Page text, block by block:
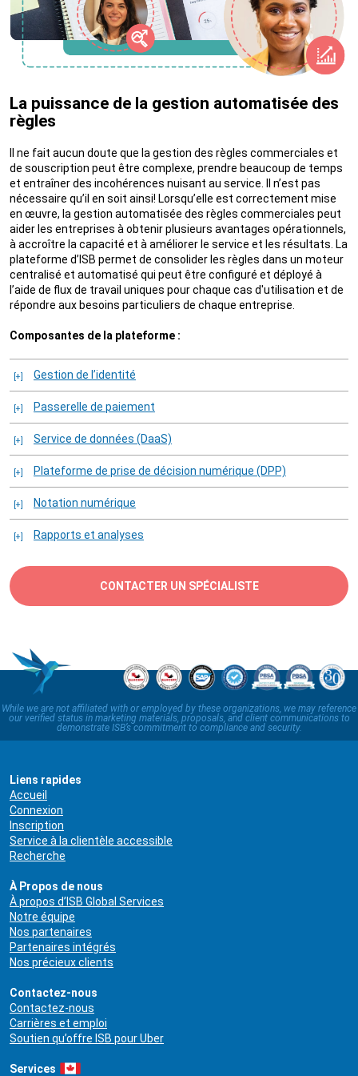
La puissance de la gestion automatisée des
règles
Il ne fait aucun doute que la gestion des règles commerciales et
de souscription peut être complexe, prendre beaucoup de temps
et entraîner des incohérences nuisant au service. Il n’est pas
nécessaire qu’il en soit ainsi! Lorsqu’elle est correctement mise
en œuvre, la gestion automatisée des règles commerciales peut
aider les entreprises à obtenir plusieurs avantages opérationnels,
à accroître la capacité et à améliorer le service et les résultats. La
plateforme d’ISB permet de consolider les règles dans un moteur
centralisé et automatisé qui peut être configuré et déployé à
l’aide de flux de travail uniques pour chaque cas d'utilisation et de
répondre aux besoins particuliers de chaque entreprise.
Composantes de la plateforme :
Gestion de l’identité
Passerelle de paiement
Service de données (DaaS)
Plateforme de prise de décision numérique (DPP)
Notation numérique
Rapports et analyses
CONTACTER UN SPÉCIALISTE
While we are not affiliated with or employed by these organizations, we may reference
our verified status in marketing materials, proposals, and client communications to
demonstrate ISB’s commitment to compliance and security.
Liens rapides
Accueil
Connexion
Inscription
Service à la clientèle accessible
Recherche
À Propos de nous
À propos d’ISB Global Services
Notre équipe
Nos partenaires
Partenaires intégrés
Nos précieux clients
Contactez-nous
Contactez-nous
Carrières et emploi
Soutien qu’offre ISB pour Uber
Services